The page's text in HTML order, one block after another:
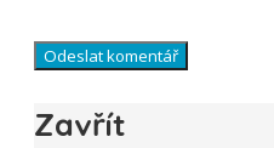
Zavřít